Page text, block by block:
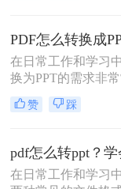
换。
在日常工作和学习
换为PPT的需求非
了方便展示、编辑
掌握几种高效的
PPT呢？本文将详
PDF转PPT方法，
文件格式转换。
赞 踩
在日常工作和学习